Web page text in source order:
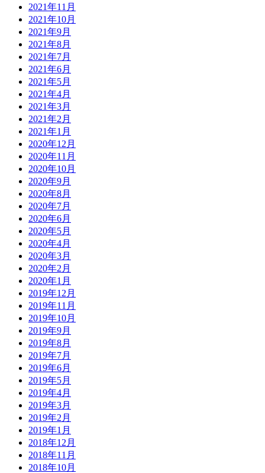
2021年11月
2021年10月
2021年9月
2021年8月
2021年7月
2021年6月
2021年5月
2021年4月
2021年3月
2021年2月
2021年1月
2020年12月
2020年11月
2020年10月
2020年9月
2020年8月
2020年7月
2020年6月
2020年5月
2020年4月
2020年3月
2020年2月
2020年1月
2019年12月
2019年11月
2019年10月
2019年9月
2019年8月
2019年7月
2019年6月
2019年5月
2019年4月
2019年3月
2019年2月
2019年1月
2018年12月
2018年11月
2018年10月